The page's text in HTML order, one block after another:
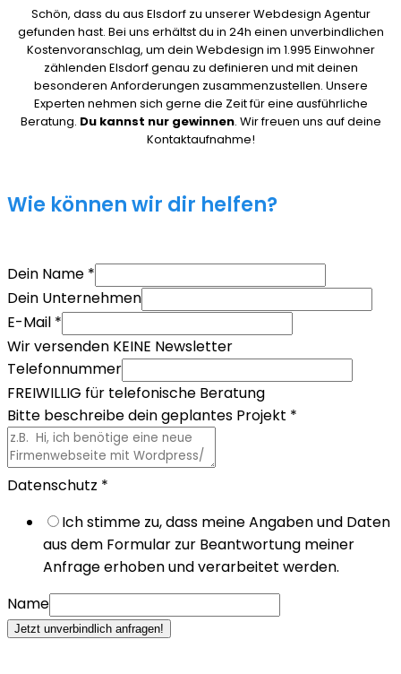
Schön, dass du aus Elsdorf zu unserer Webdesign Agentur
gefunden hast. Bei uns erhältst du in 24h einen unverbindlichen
Kostenvoranschlag, um dein Webdesign im 1.995 Einwohner
zählenden Elsdorf genau zu definieren und mit deinen
besonderen Anforderungen zusammenzustellen. Unsere
Experten nehmen sich gerne die Zeit für eine ausführliche
Beratung. Du kannst nur gewinnen. Wir freuen uns auf deine
Kontaktaufnahme!
Wie können wir dir helfen?
Dein Name *
Dein Unternehmen
E-Mail *
Wir versenden KEINE Newsletter
Telefonnummer
FREIWILLIG für telefonische Beratung
Bitte beschreibe dein geplantes Projekt *
Datenschutz *
Ich stimme zu, dass meine Angaben und Daten
aus dem Formular zur Beantwortung meiner
Anfrage erhoben und verarbeitet werden.
Name
Jetzt unverbindlich anfragen!